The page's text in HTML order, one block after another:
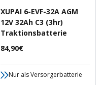
XUPAI 6-EVF-32A AGM
12V 32Ah C3 (3hr)
Traktionsbatterie
Angebotspreis
84,90€
Nur als Versorgerbatterie